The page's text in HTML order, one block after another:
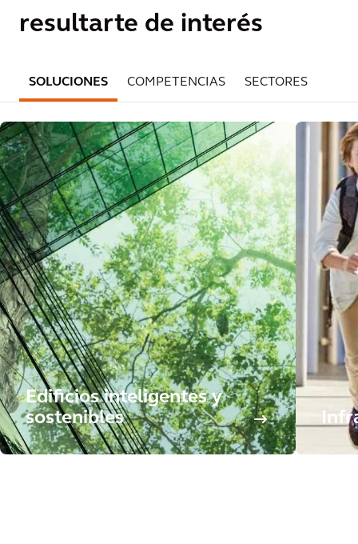
resultarte de interés
SOLUCIONES COMPETENCIAS SECTORES
Edificios inteligentes y
sostenibles